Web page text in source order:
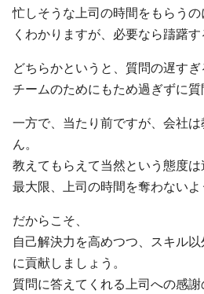
忙しそうな上司の時間をもらう
くわかりますが、必要なら躊躇す
どちらかというと、質問の遅すぎ
チームのためにもため過ぎずに質
一方で、当たり前ですが、会社
ん。
教えてもらえて当然という態度は
最大限、上司の時間を奪わないよ
だからこそ、
自己解決力を高めつつ、スキル
に貢献しましょう。
質問に答えてくれる上司への感謝